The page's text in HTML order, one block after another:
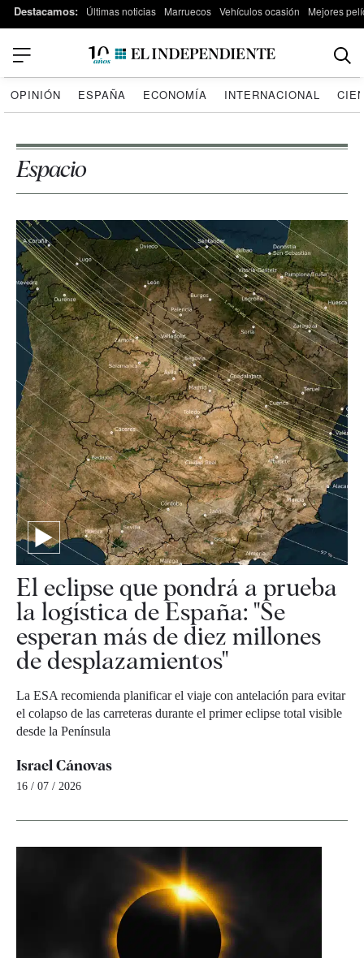
Destacamos: Últimas noticias Marruecos Vehículos ocasión Mejores
OPINIÓN ESPAÑA ECONOMÍA INTERNACIONAL
Espacio
El eclipse que pondrá a prueba
la logística de España: "Se
esperan más de diez millones
de desplazamientos"
La ESA recomienda planificar el viaje con antelación para evitar
el colapso de las carreteras durante el primer eclipse total visible
desde la Península
Israel Cánovas
16 / 07 / 2026